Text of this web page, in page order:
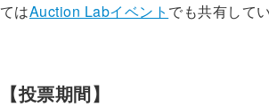
てはAuction Labイベント でも共有して
【投票期間】